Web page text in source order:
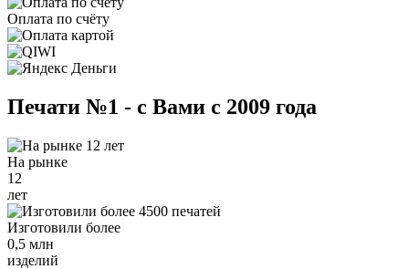
Оплата по счёту
Печати №1 - с Вами с 2009 года
На рынке
12
лет
Изготовили более
0,5 млн
изделий